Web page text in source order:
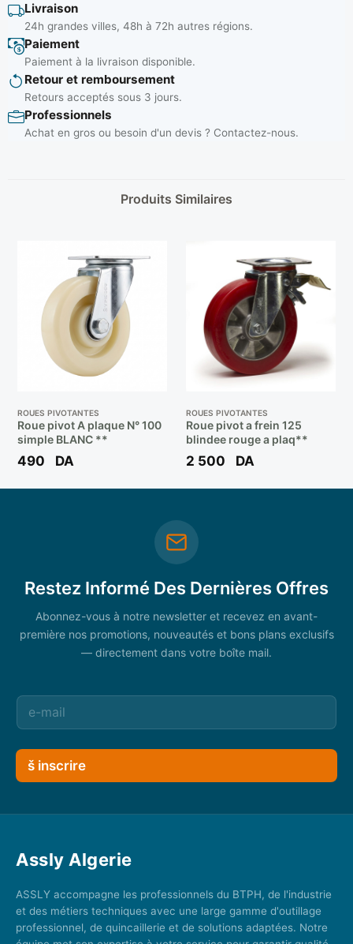
Livraison
24h grandes villes, 48h à 72h autres régions.
Paiement
Paiement à la livraison disponible.
Retour et remboursement
Retours acceptés sous 3 jours.
Professionnels
Achat en gros ou besoin d'un devis ? Contactez-nous.
Produits Similaires
ROUES PIVOTANTES
Roue pivot A plaque N° 100
simple BLANC **
490 DA
ROUES PIVOTANTES
Roue pivot a frein 125
blindee rouge a plaq**
2 500 DA
Restez Informé Des Dernières Offres
Abonnez-vous à notre newsletter et recevez en avant-
première nos promotions, nouveautés et bons plans exclusifs
— directement dans votre boîte mail.
š inscrire
Assly Algerie
ASSLY accompagne les professionnels du BTPH, de l'industrie
et des métiers techniques avec une large gamme d'outillage
professionnel, de quincaillerie et de solutions adaptées. Notre